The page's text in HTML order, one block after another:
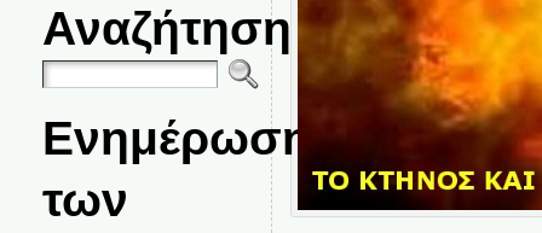
Αναζήτηση
Ενημέρωση
των